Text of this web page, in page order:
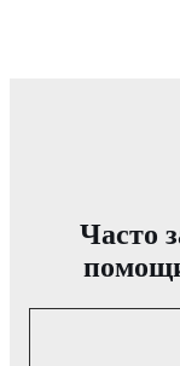
Часто